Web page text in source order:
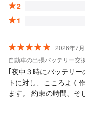
2
1
自動車の出張バッテリー交
｢夜中３時にバッテリ
トに対し、こころよく
ます。 約束の時間、そ